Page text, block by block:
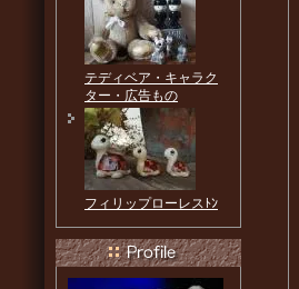
テディベア・キャラク
ター・広告もの
フィリップローレスﾄﾝ